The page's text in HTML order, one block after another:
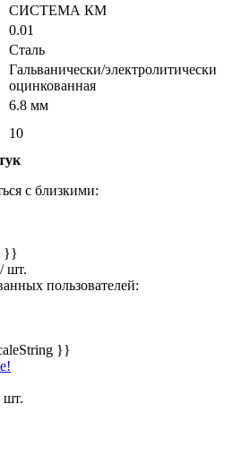
СИСТЕМА КМ
0.01
Сталь
Гальванически/электролитически
оцинкованная
6.8 мм
10
с близкими:
}}
/ шт.
пользователей:
}}
шт.